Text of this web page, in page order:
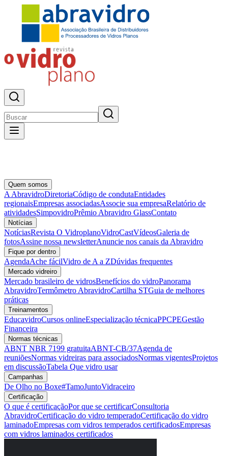
Quem somos
A AbravidroDiretoriaCódigo de condutaEntidades
regionaisEmpresas associadasAssocie sua empresaRelatório de
atividadesSimpovidroPrêmio Abravidro GlassContato
Notícias
NotíciasRevista O VidroplanoVidroCastVídeosGaleria de
fotosAssine nossa newsletterAnuncie nos canais da Abravidro
Fique por dentro
AgendaAche fácilVidro de A a ZDúvidas frequentes
Mercado vidreiro
Mercado brasileiro de vidrosBenefícios do vidroPanorama
AbravidroTermômetro AbravidroCartilha STGuia de melhores
práticas
Treinamentos
EducavidroCursos onlineEspecialização técnicaPPCPEGestão
Financeira
Normas técnicas
ABNT NBR 7199 gratuitaABNT-CB/37Agenda de
reuniõesNormas vidreiras para associadosNormas vigentesProjetos
em discussãoTabela Que vidro usar
Campanhas
De Olho no Boxe#TamoJuntoVidraceiro
Certificação
O que é certificaçãoPor que se certificarConsultoria
AbravidroCertificação do vidro temperadoCertificação do vidro
laminadoEmpresas com vidros temperados certificadosEmpresas
com vidros laminados certificados